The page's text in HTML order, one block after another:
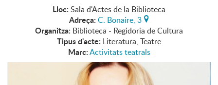
Lloc: Sala d'Actes de la Biblioteca
Adreça: C. Bonaire, 3
Organitza: Biblioteca - Regidoria de Cultura
Tipus d'acte: Literatura, Teatre
Marc:Activitats teatrals